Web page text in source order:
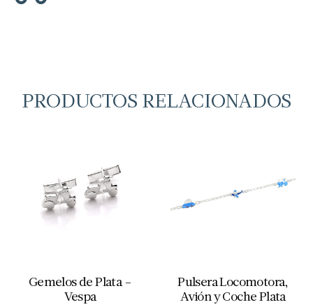
PRODUCTOS RELACIONADOS
Gemelos de Plata –
Vespa
Pulsera Locomotora,
Avión y Coche Plata